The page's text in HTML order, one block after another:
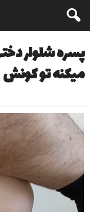
پسره شلوار
میکنه تو کونش